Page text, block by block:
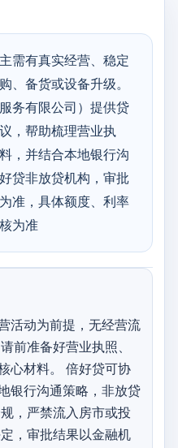
需有真实经营、稳定
、备货或设备升级。
务有限公司）提供贷
，帮助梳理营业执
，并结合本地银行沟
贷非放贷机构，审批
准，具体额度、利率
为准
活动为前提，无经营流
前准备好营业执照、
心材料。 倍好贷可协
银行沟通策略，非放贷
，严禁流入房市或投
，审批结果以金融机